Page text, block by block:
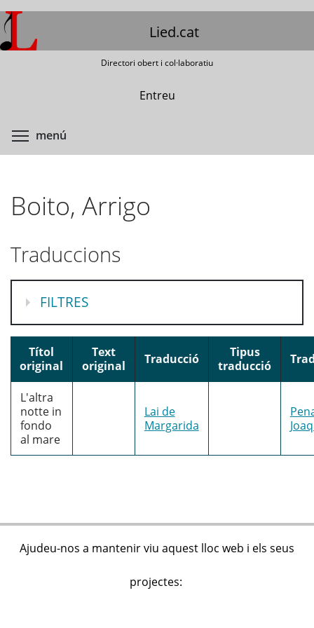
Vés
al
contingut
Lied.cat
Directori obert i col·laboratiu
Entreu
menú
Boito, Arrigo
Traduccions
MOSTRA
FILTRES
Títol
original
Text
original
Traducció
Tipus
traducció
L'altra
notte in
fondo
al mare
Lai de
Margarida
Ajudeu-nos a mantenir viu aquest lloc web i els seus
projectes: